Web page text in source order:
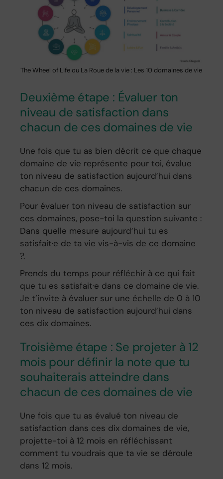
The Wheel of Life ou La Roue de la vie : Les 10 domaines de vie
Deuxième étape : Évaluer ton
niveau de satisfaction dans
chacun de ces domaines de vie
Une fois que tu as bien décrit ce que chaque
domaine de vie représente pour toi, évalue
ton niveau de satisfaction aujourd’hui dans
chacun de ces domaines.
Pour évaluer ton niveau de satisfaction sur
ces domaines, pose-toi la question suivante :
Dans quelle mesure aujourd’hui tu es
satisfait·e de ta vie vis-à-vis de ce domaine
?.
Prends du temps pour réfléchir à ce qui fait
que tu es satisfait·e dans ce domaine de vie.
Je t’invite à évaluer sur une échelle de 0 à 10
ton niveau de satisfaction aujourd’hui dans
ces dix domaines.
Troisième étape : Se projeter à 12
mois pour définir la note que tu
souhaiterais atteindre dans
chacun de ces domaines de vie
Une fois que tu as évalué ton niveau de
satisfaction dans ces dix domaines de vie,
projette-toi à 12 mois en réfléchissant
comment tu voudrais que ta vie se déroule
dans 12 mois.